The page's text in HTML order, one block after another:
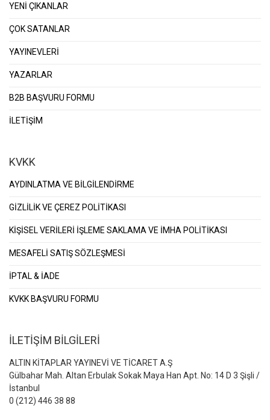
YENİ ÇIKANLAR
ÇOK SATANLAR
YAYINEVLERİ
YAZARLAR
B2B BAŞVURU FORMU
İLETİŞİM
KVKK
AYDINLATMA VE BİLGİLENDİRME
GİZLİLİK VE ÇEREZ POLİTİKASI
KİŞİSEL VERİLERİ İŞLEME SAKLAMA VE İMHA POLİTİKASI
MESAFELİ SATIŞ SÖZLEŞMESİ
İPTAL & İADE
KVKK BAŞVURU FORMU
İLETİŞİM BİLGİLERİ
ALTIN KİTAPLAR YAYINEVİ VE TİCARET A.Ş
Gülbahar Mah. Altan Erbulak Sokak Maya Han Apt. No: 14 D 3 Şişli /
İstanbul
0 (212) 446 38 88